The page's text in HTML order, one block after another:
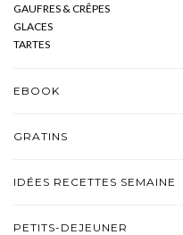
GAUFRES & CRÊPES
GLACES
TARTES
EBOOK
GRATINS
IDÉES RECETTES SEMAINE
PETITS-DEJEUNER